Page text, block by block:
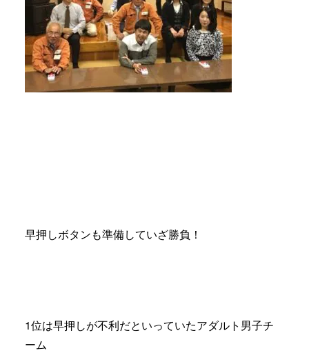
早押しボタンも準備していざ勝負！
1位は早押しが不利だといっていたアダルト男子チ
ーム